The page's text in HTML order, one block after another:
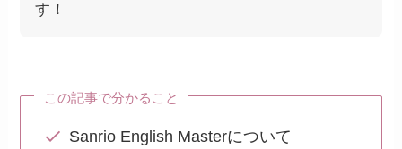
す！
この記事で分かること
Sanrio English Masterについて